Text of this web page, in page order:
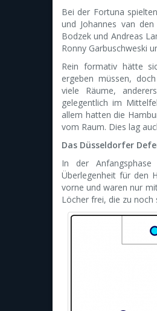
Bei der Fortuna
und Johannes van
Bodzek und Andreas
Ronny Garbuschweski
Rein formativ hätte
ergeben müssen,
viele Räume,
gelegentlich im
allem hatten die
vom Raum. Dies lag
Das Düsseldorfer
In der
Überlegenheit für den
vorne und waren nur
Löcher frei, die zu noch